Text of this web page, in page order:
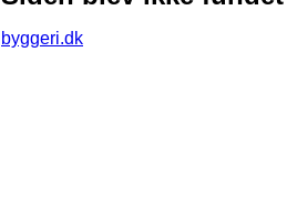
byggeri.dk